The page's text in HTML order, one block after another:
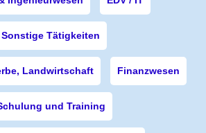
Sonstige Tätigkeiten
Landwirtschaft Finanzwesen
und Training